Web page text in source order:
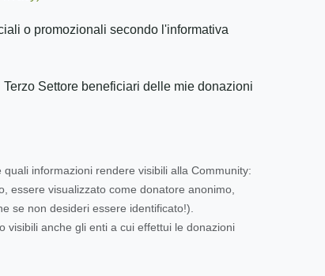
o promozionali secondo l'informativa
Settore beneficiari delle mie donazioni
informazioni rendere visibili alla Community:
essere visualizzato come donatore anonimo,
se non desideri essere identificato!).
visibili anche gli enti a cui effettui le donazioni